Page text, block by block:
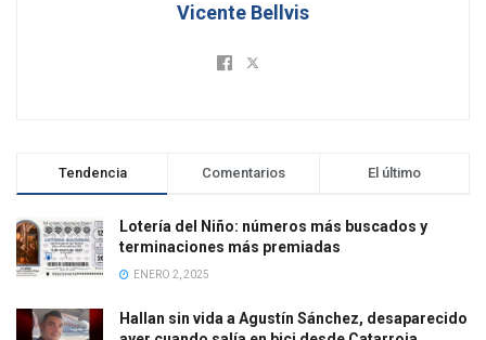
Vicente Bellvis
Tendencia Comentarios El último
Lotería del Niño: números más buscados y
terminaciones más premiadas
ENERO 2, 2025
Hallan sin vida a Agustín Sánchez, desaparecido